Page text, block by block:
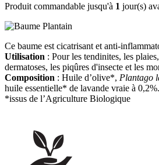
Produit commandable jusqu'à 1 jour(s)
Ce baume est cicatrisant et anti-
Utilisation : Pour les tendinites, les
dermatoses, les piqûres d'insecte et les
Composition : Huile d’olive*, Plantago
huile essentielle* de lavande vraie à 0,2%.
*issus de l’Agriculture Biologique